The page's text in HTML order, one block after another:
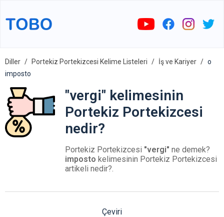
Diller Portekiz Portekizcesi Kelime Listeleri İş ve Kariyer
o
imposto
"vergi" kelimesinin
Portekiz Portekizcesi
nedir?
Portekiz Portekizcesi "vergi" ne demek?
imposto kelimesinin Portekiz Portekizcesi
artikeli nedir?.
Çeviri